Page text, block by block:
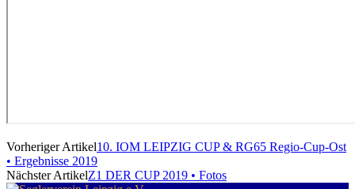
Vorheriger Artikel10. IOM LEIPZIG CUP & RG65 Regio-Cup-Ost
• Ergebnisse 2019
Nächster ArtikelZ1 DER CUP 2019 • Fotos